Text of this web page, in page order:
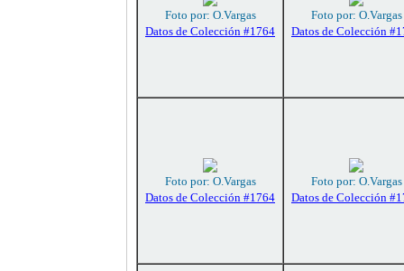
Foto por: O.Vargas
Datos de Colección #1764
Foto por: O.Vargas
Datos de Colección
Foto por: O.Vargas
Datos de Colección #1764
Foto por: O.Vargas
Datos de Colección